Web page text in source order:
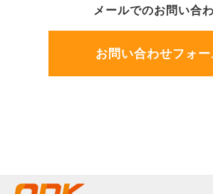
メールでのお問い合
お問い合わせフォー